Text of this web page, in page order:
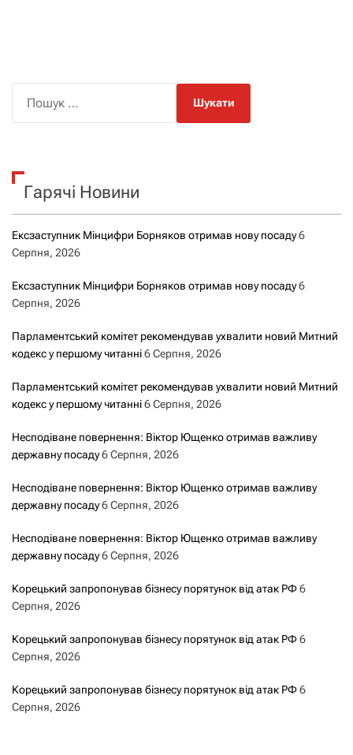
к
Гарячі Новини
Ексзаступник Мінцифри Борняков отримав нову посаду6
Серпня, 2026
Ексзаступник Мінцифри Борняков отримав нову посаду6
Серпня, 2026
Парламентський комітет рекомендував ухвалити новий Митний
кодекс у першому читанні6 Серпня, 2026
Парламентський комітет рекомендував ухвалити новий Митний
кодекс у першому читанні6 Серпня, 2026
Несподіване повернення: Віктор Ющенко отримав важливу
державну посаду6 Серпня, 2026
Несподіване повернення: Віктор Ющенко отримав важливу
державну посаду6 Серпня, 2026
Несподіване повернення: Віктор Ющенко отримав важливу
державну посаду6 Серпня, 2026
Корецький запропонував бізнесу порятунок від атак РФ6
Серпня, 2026
Корецький запропонував бізнесу порятунок від атак РФ6
Серпня, 2026
Корецький запропонував бізнесу порятунок від атак РФ6
Серпня, 2026